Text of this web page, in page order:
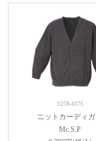
1278-4375
ニットカーディ
Mc.S.P